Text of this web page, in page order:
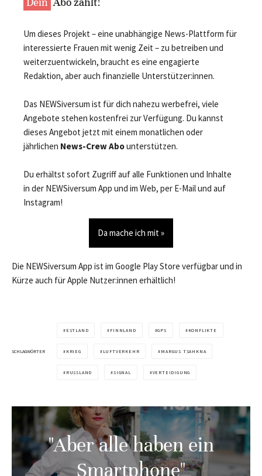
Um dieses Projekt – eine unabhängige News-Plattform für
interessierte Frauen mit wenig Zeit – zu betreiben und
weiterzuentwickeln, braucht es eine engagierte
Redaktion, aber auch finanzielle Unterstützer:innen.
Das NEWSiversum ist für dich nahezu werbefrei, viele
Angebote stehen kostenfrei zur Verfügung. Du kannst
dieses Angebot jetzt mit einem monatlichen oder
jährlichen News-Crew Abounterstützen.
Du erhältst sofort Zugriff auf alle Funktionen und Inhalte
in der NEWSiversum App und im Web, per E-Mail und auf
Instagram!
Da mache ich mit »
Die NEWSiversum App ist im Google Play Store verfügbar und in
Kürze auch für Apple Nutzer:innen erhältlich!
SCHLAGWÖRTER
ESTLAND FINNLAND GPS KONFLIKTE
KRIEG LUFTVERKEHR MARGUS TSAHKNA
RUSSLAND SIGNAL VERTEIDIGUNG
"Aber alle haben ein
Smartphone"